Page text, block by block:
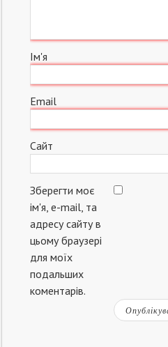
Ім'я
Email
Сайт
Зберегти моє
ім'я, e-mail, та
адресу сайту в
цьому браузері
для моїх
подальших
коментарів.